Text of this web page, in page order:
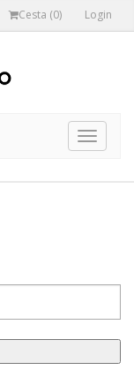
Cesta (0) Login
Toggle